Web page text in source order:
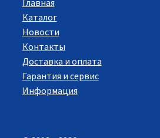
Главная
Каталог
Новости
Контакты
Доставка и оплата
Гарантия и сервис
Информация